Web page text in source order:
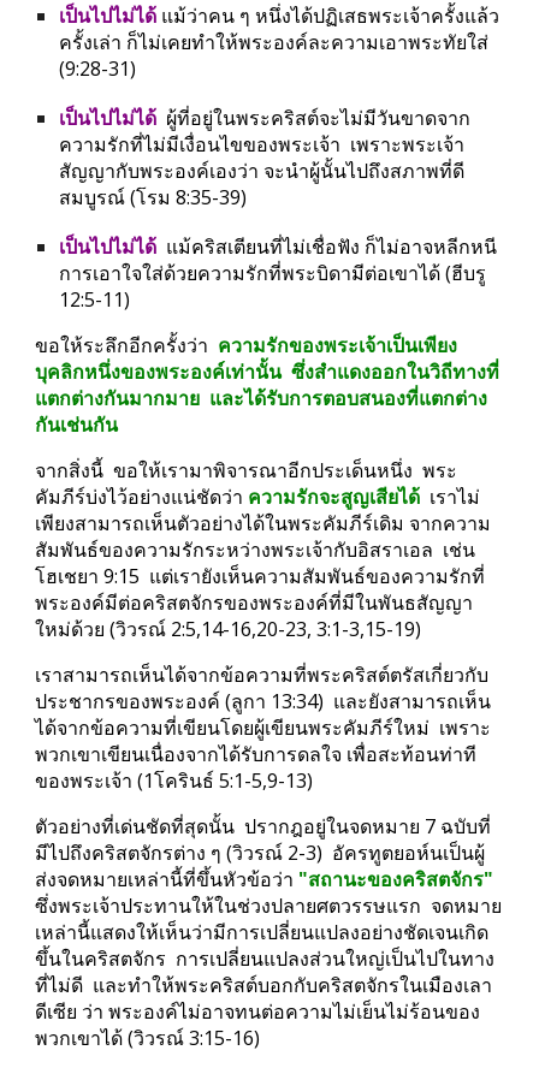
เป็นไปไม่ได้ แม้ว่าคน ๆ หนึ่งได้ปฏิเสธพระเจ้าครั้งแล้ว
ครั้งเล่า ก็ไม่เคยทำให้พระองค์ละความเอาพระทัยใส่
(9:28-31)
เป็นไปไม่ได้
  ผู้ที่อยู่ในพระคริสต์จะไม่มีวันขาดจาก
ความรักที่ไม่มีเงื่อนไขของพระเจ้า  เพราะพระเจ้า
สัญญากับพระองค์เองว่า จะนำผู้นั้นไปถึงสภาพที่ดี
สมบูรณ์ (โรม 8:35-39)
เป็นไปไม่ได้
  แม้คริสเตียนที่ไม่เชื่อฟัง ก็ไม่อาจหลีกหนี
การเอาใจใส่ด้วยความรักที่พระบิดามีต่อเขาได้ (ฮีบรู
12:5-11)
ขอให้ระลึกอีกครั้งว่า ความรักของพระเจ้าเป็นเพียง
บุคลิกหนึ่งของพระองค์เท่านั้น  ซึ่งสำแดงออกในวิถีทางที่
แตกต่างกันมากมาย  และได้รับการตอบสนองที่แตกต่าง
กันเช่นกัน
จากสิ่งนี้  ขอให้เรามาพิจารณาอีกประเด็นหนึ่ง  พระ
คัมภีร์บ่งไว้อย่างแน่ชัดว่า ความรักจะสูญเสียได้ เราไม่
เพียงสามารถเห็นตัวอย่างได้ในพระคัมภีร์เดิม จากความ
สัมพันธ์ของความรักระหว่างพระเจ้ากับอิสราเอล  เช่น
โฮเชยา 9:15  แต่เรายังเห็นความสัมพันธ์ของความรักที่
พระองค์มีต่อคริสตจักรของพระองค์ที่มีในพันธสัญญา
ใหม่ด้วย (วิวรณ์ 2:5,14-16,20-23, 3:1-3,15-19)
เราสามารถเห็นได้จากข้อความที่พระคริสต์ตรัสเกี่ยวกับ
ประชากรของพระองค์ (ลูกา 13:34)  และยังสามารถเห็น
ได้จากข้อความที่เขียนโดยผู้เขียนพระคัมภีร์ใหม่  เพราะ
พวกเขาเขียนเนื่องจากได้รับการดลใจ เพื่อสะท้อนท่าที
ของพระเจ้า (1โครินธ์ 5:1-5,9-13)
ตัวอย่างที่เด่นชัดที่สุดนั้น  ปรากฎอยู่ในจดหมาย 7 ฉบับที่
มีไปถึงคริสตจักรต่าง ๆ (วิวรณ์ 2-3)  อัครทูตยอห์นเป็นผู้
ส่งจดหมายเหล่านี้ที่ขึ้นหัวข้อว่า
ซึ่งพระเจ้าประทานให้ในช่วงปลายศตวรรษแรก  จดหมาย
เหล่านี้แสดงให้เห็นว่ามีการเปลี่ยนแปลงอย่างชัดเจนเกิด
ขึ้นในคริสตจักร  การเปลี่ยนแปลงส่วนใหญ่เป็นไปในทาง
ที่ไม่ดี  และทำให้พระคริสต์บอกกับคริสตจักรในเมืองเลา
ดีเซีย ว่า พระองค์ไม่อาจทนต่อความไม่เย็นไม่ร้อนของ
พวกเขาได้ (วิวรณ์ 3:15-16)